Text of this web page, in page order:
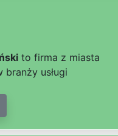
to firma z miasta
branży usługi